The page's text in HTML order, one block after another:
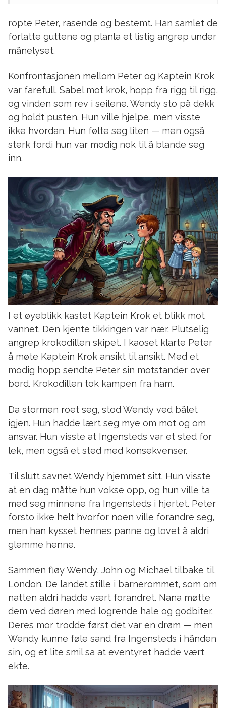
ropte Peter, rasende og bestemt. Han samlet de
forlatte guttene og planla et listig angrep under
månelyset.
Konfrontasjonen mellom Peter og Kaptein Krok
var farefull. Sabel mot krok, hopp fra rigg til rigg,
og vinden som rev i seilene. Wendy sto på dekk
og holdt pusten. Hun ville hjelpe, men visste
ikke hvordan. Hun følte seg liten — men også
sterk fordi hun var modig nok til å blande seg
inn.
I et øyeblikk kastet Kaptein Krok et blikk mot
vannet. Den kjente tikkingen var nær. Plutselig
angrep krokodillen skipet. I kaoset klarte Peter
å møte Kaptein Krok ansikt til ansikt. Med et
modig hopp sendte Peter sin motstander over
bord. Krokodillen tok kampen fra ham.
Da stormen roet seg, stod Wendy ved bålet
igjen. Hun hadde lært seg mye om mot og om
ansvar. Hun visste at Ingensteds var et sted for
lek, men også et sted med konsekvenser.
Til slutt savnet Wendy hjemmet sitt. Hun visste
at en dag måtte hun vokse opp, og hun ville ta
med seg minnene fra Ingensteds i hjertet. Peter
forsto ikke helt hvorfor noen ville forandre seg,
men han kysset hennes panne og lovet å aldri
glemme henne.
Sammen fløy Wendy, John og Michael tilbake til
London. De landet stille i barnerommet, som om
natten aldri hadde vært forandret. Nana møtte
dem ved døren med logrende hale og godbiter.
Deres mor trodde først det var en drøm — men
Wendy kunne føle sand fra Ingensteds i hånden
sin, og et lite smil sa at eventyret hadde vært
ekte.